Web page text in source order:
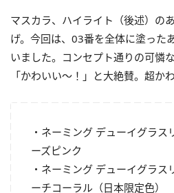
マスカラ、ハイライト（後述）の
げ。今回は、03番を全体に塗った
いました。コンセプト通りの可憐
「かわいい～！」と大絶賛。超か
・ネーミング デューイグラス
ーズピンク
・ネーミング デューイグラス
ーチコーラル（日本限定色）